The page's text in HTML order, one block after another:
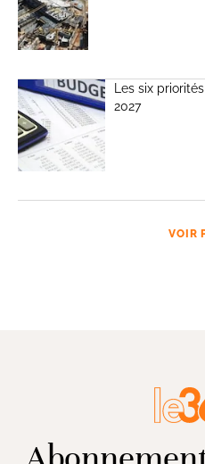
Les six
2027
VOIR